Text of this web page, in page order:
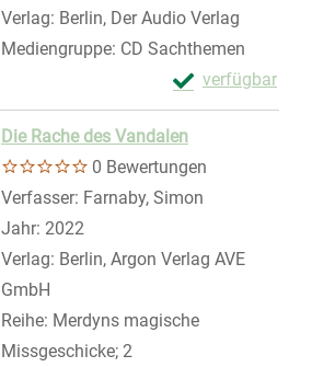
Verlag: Berlin, Der Audio Verlag
Mediengruppe: CD Sachthemen
verfügbar
Exemplar-
Zum Download
Die Rache des Vandalen
0 Bewertungen
Verfasser: Farnaby, Simon
Jahr: 2022
Verlag: Berlin, Argon Verlag AVE
GmbH
Reihe: Merdyns magische
Missgeschicke; 2